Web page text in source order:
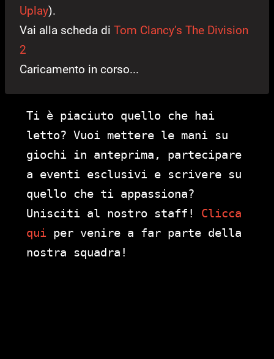
Uplay).
Vai alla scheda di Tom Clancy’s The Division
2
Caricamento in corso...
Ti è piaciuto quello che hai
letto? Vuoi mettere le mani su
giochi in anteprima, partecipare
a eventi esclusivi e scrivere su
quello che ti appassiona?
Unisciti al nostro staff! Clicca
qui per venire a far parte della
nostra squadra!